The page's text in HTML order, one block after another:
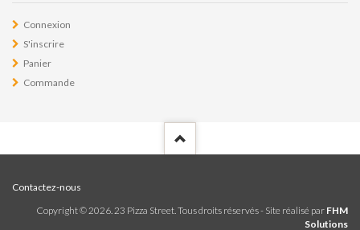
Connexion
S'inscrire
Panier
Commande
Contactez-nous
Copyright ©2026. 23 Pizza Street. Tous droits réservés - Site réalisé par FHM
Solutions